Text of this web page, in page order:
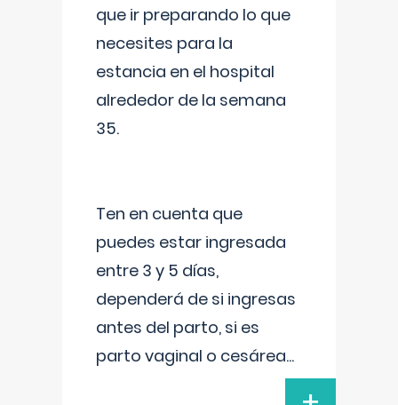
que ir preparando lo que
necesites para la
estancia en el hospital
alrededor de la semana
35.
Ten en cuenta que
puedes estar ingresada
entre 3 y 5 días,
dependerá de si ingresas
antes del parto, si es
parto vaginal o cesárea...